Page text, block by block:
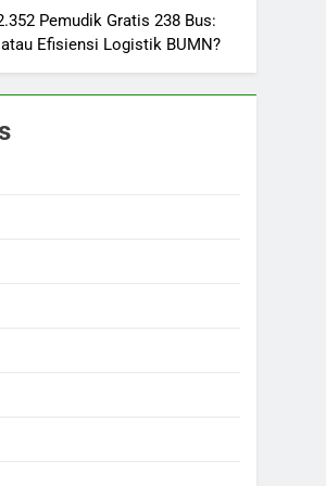
Pemudik Gratis 238 Bus:
Efisiensi Logistik BUMN?